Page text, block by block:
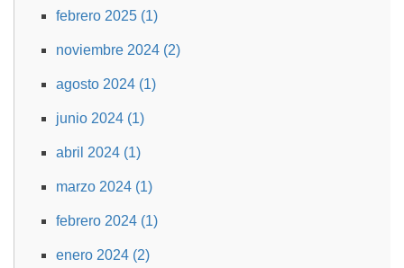
febrero 2025 (1)
noviembre 2024 (2)
agosto 2024 (1)
junio 2024 (1)
abril 2024 (1)
marzo 2024 (1)
febrero 2024 (1)
enero 2024 (2)